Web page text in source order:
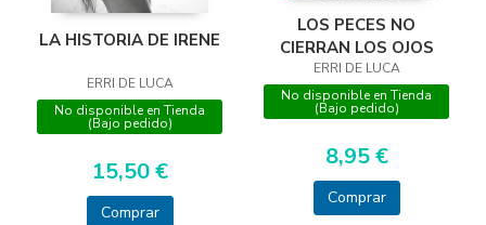
LA HISTORIA DE IRENE
ERRI DE LUCA
No disponible en Tienda
(Bajo pedido)
15,50 €
Comprar
LOS PECES NO
CIERRAN LOS OJOS
ERRI DE LUCA
No disponible en Tienda
(Bajo pedido)
8,95 €
Comprar